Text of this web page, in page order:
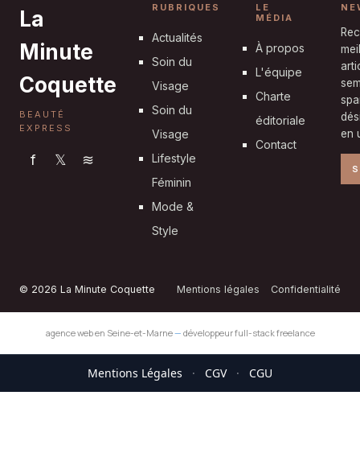
La
Minute
Coquette
BEAUTÉ
EXPRESS
f 𝕏 ≋
RUBRIQUES
Actualités
Soin du
Visage
Soin du
Visage
Lifestyle
Féminin
Mode &
Style
LE
MÉDIA
À propos
L'équipe
Charte
éditoriale
Contact
en
© 2026 La Minute Coquette Mentions légales Confidentialité
agence web en Seine-et-Marne— développeur full-stack freelance
Mentions Légales · CGV · CGU